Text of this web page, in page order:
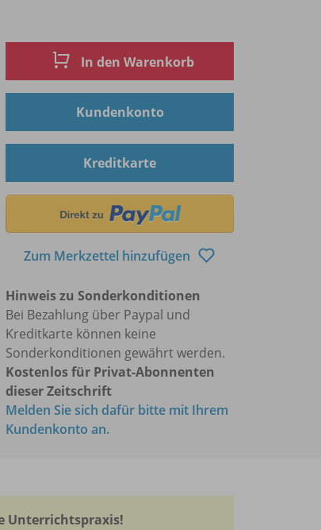
In den Warenkorb
Kundenkonto
Kreditkarte
Zum Merkzettel hinzufügen
Hinweis zu Sonderkonditionen
Bei Bezahlung über Paypal und
Kreditkarte können keine
Sonderkonditionen gewährt werden.
Kostenlos für Privat-Abonnenten
dieser Zeitschrift
Melden Sie sich dafür bitte mit Ihrem
Kundenkonto an.
Unterrichtspraxis!